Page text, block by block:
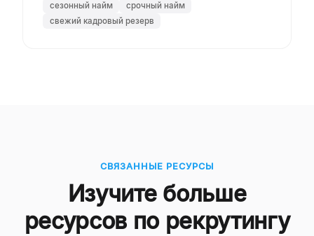
сезонный найм
срочный найм
свежий кадровый резерв
СВЯЗАННЫЕ РЕСУРСЫ
Изучите больше
ресурсов по рекрутингу